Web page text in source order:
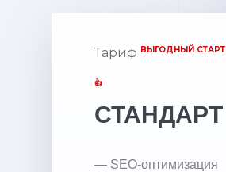
Тариф ВЫГОДНЫЙ СТАРТ
👍
СТАНДАРТ
— SEO-оптимизация